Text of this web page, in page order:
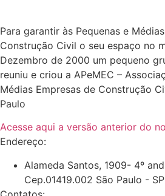
Para garantir às Pequenas e
Construção Civil o seu espaço no
Dezembro de 2000 um pequeno
reuniu e criou a APeMEC –
Médias Empresas de Construção
Paulo
Acesse aqui a versão anterior do
Endereço:
Alameda Santos, 1909- 4º
Cep.01419.002 São Paulo - SP